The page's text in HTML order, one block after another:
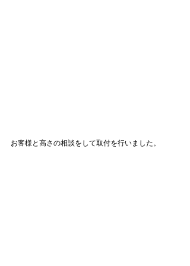
お客様と高さの相談をして取付を行いました。